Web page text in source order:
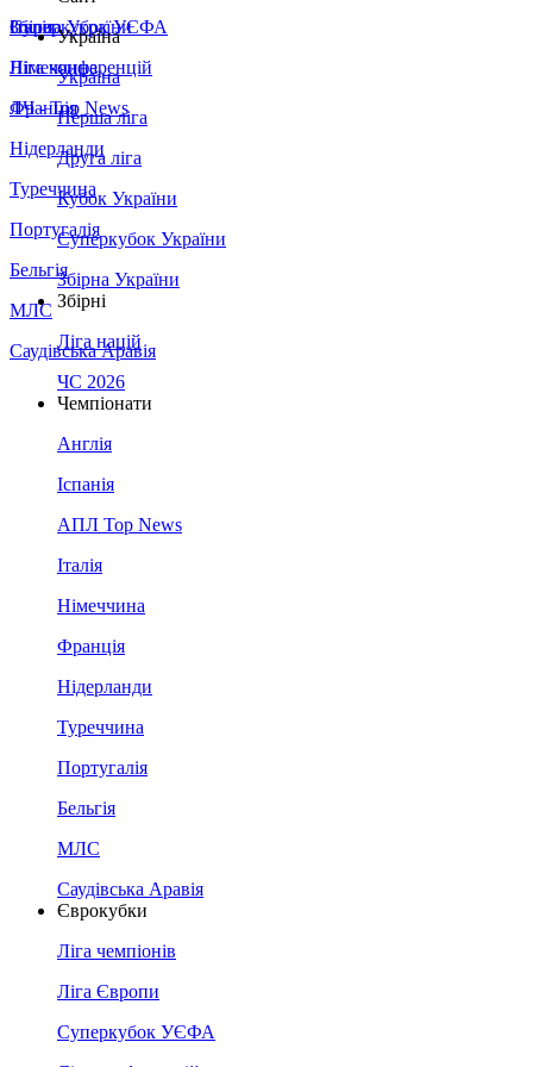
Збірна України
Італія
Німеччина
Франція
Нідерланди
Туреччина
Португалія
Бельгія
МЛС
Саудівська Аравія
Суперкубок УЄФА
Ліга конференцій
ЛЧ - Top News
Україна
Україна
Перша ліга
Друга ліга
Кубок України
Суперкубок України
Збірна України
Збірні
Ліга націй
ЧС 2026
Чемпіонати
Англія
Іспанія
АПЛ Top News
Італія
Німеччина
Франція
Нідерланди
Туреччина
Португалія
Бельгія
МЛС
Саудівська Аравія
Єврокубки
Ліга чемпіонів
Ліга Європи
Суперкубок УЄФА